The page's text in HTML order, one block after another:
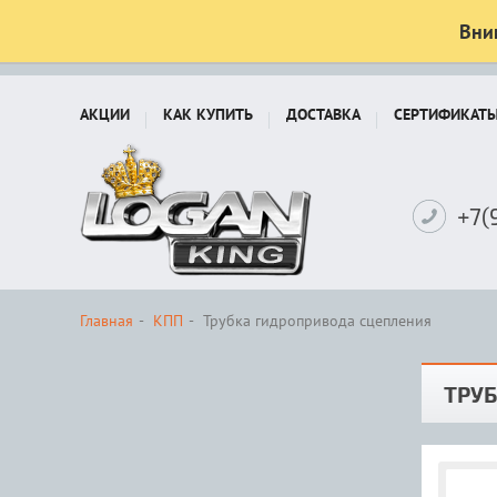
АКЦИИ КАК КУПИТЬ ДОСТАВКА
Главная КПП Трубка гидропривода сцепления